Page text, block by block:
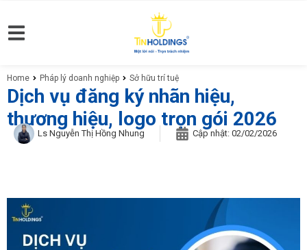
You are here:
Home Pháp lý doanh nghiệp Sở hữu trí tuệ
Dịch vụ đăng ký nhãn hiệu,
thương hiệu, logo trọn gói 2026
Ls Nguyễn Thị Hồng Nhung Cập nhật: 02/02/2026